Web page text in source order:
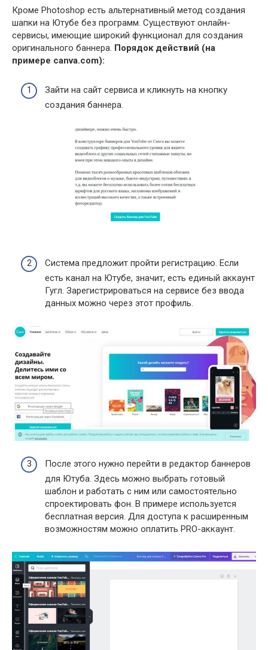
Кроме Photoshop есть альтернативный метод создания
шапки на Ютубе без программ. Существуют онлайн-
сервисы, имеющие широкий функционал для создания
оригинального баннера. Порядок действий (на
примере canva.com):
Зайти на сайт сервиса и кликнуть на кнопку
создания баннера.
Система предложит пройти регистрацию. Если
есть канал на Ютубе, значит, есть единый аккаунт
Гугл. Зарегистрироваться на сервисе без ввода
данных можно через этот профиль.
После этого нужно перейти в редактор баннеров
для Ютуба. Здесь можно выбрать готовый
шаблон и работать с ним или самостоятельно
спроектировать фон. В примере используется
бесплатная версия. Для доступа к расширенным
возможностям можно оплатить PRO-аккаунт.